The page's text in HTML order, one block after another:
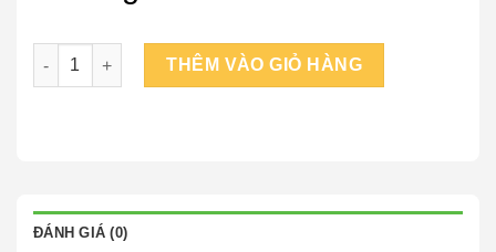
Kẹo Dồi lạc vừng số lượng
THÊM VÀO GIỎ HÀNG
ĐÁNH GIÁ (0)